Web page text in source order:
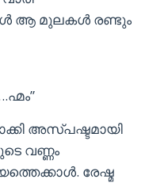
ആ മുലകള്‍ രണ്ടും
അസ്പഷ്ടമായി
വണ്ണം
രേഷ്മ